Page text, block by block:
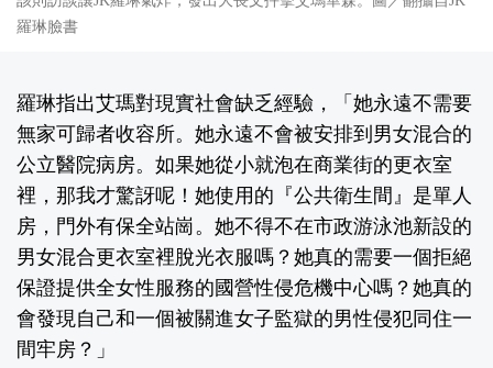
羅琳臉書
羅琳指出艾瑪對現實社會缺乏經驗，「她永遠不需要
無家可歸者收容所。她永遠不會被安排到男女混合的
公立醫院病房。如果她從小就泡在商業街的更衣室
裡，那我才驚訝呢！她使用的『公共衛生間』是單人
房，門外有保全站崗。她不得不在市政游泳池新設的
男女混合更衣室裡脫光衣服嗎？她真的需要一個拒絕
保證提供全女性服務的國營性侵危機中心嗎？她真的
會發現自己和一個被關進女子監獄的男性侵犯同住一
間牢房？」